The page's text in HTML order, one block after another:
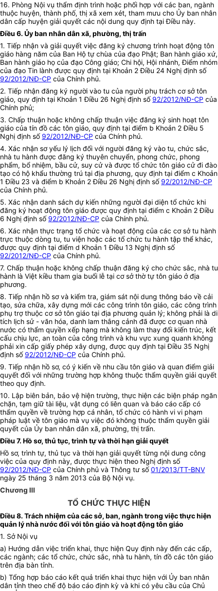
16. Phòng Nội vụ thẩm định trình hoặc phối hợp với các ban, ngành
thuộc huyện, thành phố, thị xã xem xét, tham mưu cho Ủy ban nhân
dân cấp huyện giải quyết các nội dung quy định tại Điều này.
Điều 6.Ủy ban nhân dân xã, phường, thị trấn
1. Tiếp nhận và giải quyết việc đăng ký chương trình hoạt động tôn
giáo hàng năm của Ban Hộ tự chùa của đạo Phật; Ban hành giáo xứ,
Ban hành giáo họ của đạo Công giáo; Chi hội, Hội nhánh, Điểm nhóm
của đạo Tin lành được quy định tại Khoản 2 Điều 24 Nghị định số
92/2012/NĐ-CP của Chính phủ.
2. Tiếp nhận đăng ký người vào tu của người phụ trách cơ sở tôn
giáo, quy định tại Khoản 1 Điều 26 Nghị định số 92/2012/NĐ-CP của
Chính phủ;
3. Chấp thuận hoặc không chấp thuận việc đăng ký sinh hoạt tôn
giáo của tín đồ các tôn giáo, quy định tại điểm b Khoản 2 Điều 5
Nghị định số 92/2012/NĐ-CP của Chính phủ.
4. Xác nhận sơ yếu lý lịch đối với người đăng ký vào tu, chức sắc,
nhà tu hành được đăng ký thuyên chuyển, phong chức, phong
phẩm, bổ nhiệm, bầu cử, suy cử và được tổ chức tôn giáo cử đi đào
tạo có hộ khẩu thường trú tại địa phương, quy định tại điểm c Khoản
1 Điều 23 và điểm b Khoản 2 Điều 26 Nghị định số 92/2012/NĐ-CP
của Chính phủ.
5. Xác nhận danh sách dự kiến những người đại diện tổ chức khi
đăng ký hoạt động tôn giáo được quy định tại điểm c Khoản 2 Điều
6 Nghị định số 92/2012/NĐ-CP của Chính phủ.
6. Xác nhận thực trạng tổ chức và hoạt động của các cơ sở tu hành
trực thuộc dòng tu, tu viện hoặc các tổ chức tu hành tập thể khác,
được quy định tại điểm d Khoản 1 Điều 13 Nghị định số
92/2012/NĐ-CP của Chính phủ.
7. Chấp thuận hoặc không chấp thuận đăng ký cho chức sắc, nhà tu
hành là Việt kiều tham gia buổi lễ tại cơ sở thờ tự tôn giáo ở địa
phương.
8. Tiếp nhận hồ sơ và kiểm tra, giám sát nội dung thông báo về cải
tạo, sửa chữa, xây dựng mới các công trình tôn giáo, các công trình
phụ trợ thuộc cơ sở tôn giáo tại địa phương quản lý; không phải là di
tích lịch sử - văn hóa, danh lam thắng cảnh đã được cơ quan nhà
nước có thẩm quyền xếp hạng mà không làm thay đổi kiến trúc, kết
cấu chịu lực, an toàn của công trình và khu vực xung quanh không
phải xin cấp giấy phép xây dựng, được quy định tại Điều 35 Nghị
định số 92/2012/NĐ-CP của Chính phủ.
9. Tiếp nhận hồ sơ, có ý kiến về nhu cầu tôn giáo và quan điểm giải
quyết đối với những trường hợp không thuộc thẩm quyền giải quyết
theo quy định.
10. Lập biên bản, bảo vệ hiện trường, thực hiện các biện pháp ngăn
chặn, tạm giữ tài liệu, vật dụng có liên quan và báo cáo cấp có
thẩm quyền về trường hợp cá nhân, tổ chức có hành vi vi phạm
pháp luật về tôn giáo mà vụ việc đó không thuộc thẩm quyền giải
quyết của Ủy ban nhân dân xã, phường, thị trấn.
Điều 7. Hồ sơ, thủ tục, trình tự và thời hạn giải quyết
Hồ sơ, trình tự, thủ tục và thời hạn giải quyết từng nội dung công
việc của quy định này, được thực hiện theo Nghị định số
92/2012/NĐ-CP của Chính phủ và Thông tư số01/2013/TT-BNV
ngày 25 tháng 3 năm 2013 của Bộ Nội vụ.
Chương III
TỔ CHỨC THỰC HIỆN
Điều 8. Trách nhiệm của các sở, ban, ngành trong việc thực hiện
quản lý nhà nước đối với tôn giáo và hoạt động tôn giáo
1. Sở Nội vụ
a) Hướng dẫn việc triển khai, thực hiện Quy định này đến các cấp,
các ngành; các tổ chức, chức sắc, nhà tu hành, tín đồ các tôn giáo
trên địa bàn tỉnh.
b) Tổng hợp báo cáo kết quả triển khai thực hiện với Ủy ban nhân
dân tỉnh theo chế độ báo cáo định kỳ và khi có yêu cầu của Chủ